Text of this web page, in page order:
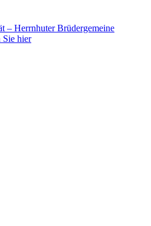
– Herrnhuter Brüdergemeine
Sie hier